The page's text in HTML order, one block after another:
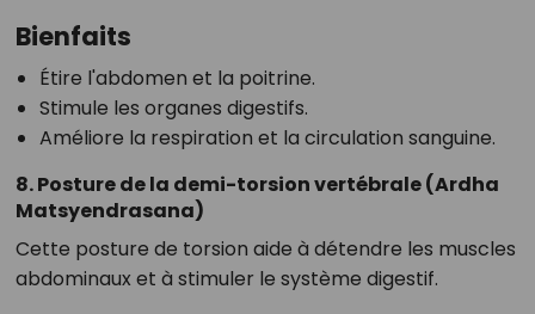
Bienfaits
Étire l'abdomen et la poitrine.
Stimule les organes digestifs.
Améliore la respiration et la circulation sanguine.
8. Posture de la demi-torsion vertébrale (Ardha
Matsyendrasana)
Cette posture de torsion aide à détendre les muscles
abdominaux et à stimuler le système digestif.